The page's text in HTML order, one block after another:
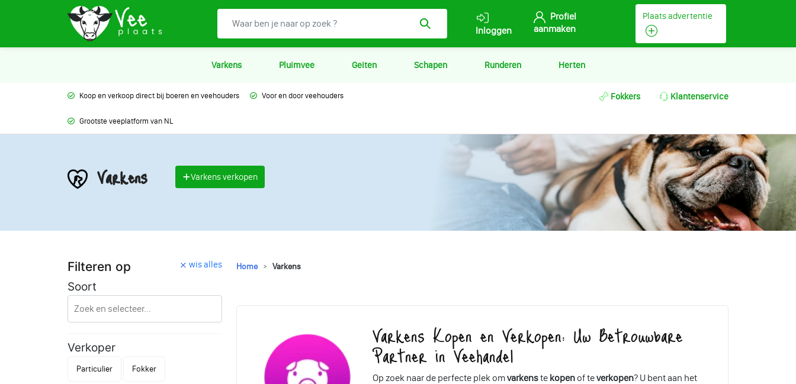
Inloggen
Profiel
aanmaken
Plaats advertentie
Varkens Pluimvee Geiten Schapen Runderen Herten
Koop en verkoop direct bij boeren en veehouders Voor en door veehouders
Grootste veeplatform van NL
Fokkers Klantenservice
Varkens Varkens verkopen
Filteren op wis alles
Soort
Verkoper
Particulier Fokker
Home Varkens
Varkens Kopen en Verkopen: Uw Betrouwbare
Partner in Veehandel
Op zoek naar de perfecte plek omvarkenste kopen of teverkopen? U bent aan het